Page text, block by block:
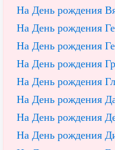
На День рождения
На День рождения
На День рождения
На День рождения
На День рождения
На День рождения
На День рождения
На День рождения